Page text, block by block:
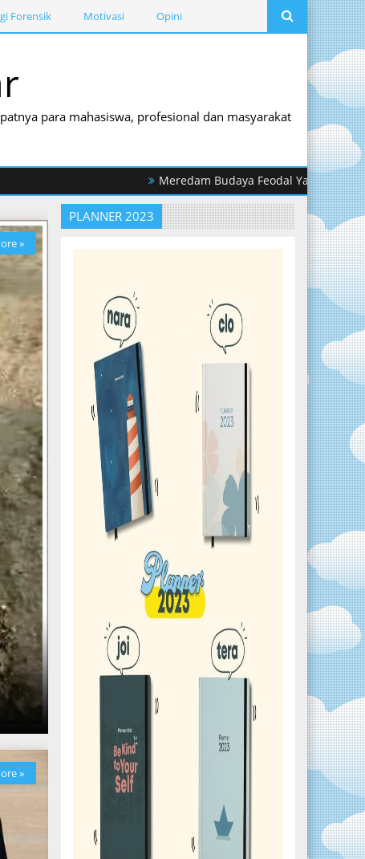
Forensik Motivasi Opini
para mahasiswa, profesional dan masyarakat
Meredam Budaya Feodal Yang Memantik Perilaku
»
»
PLANNER 2023